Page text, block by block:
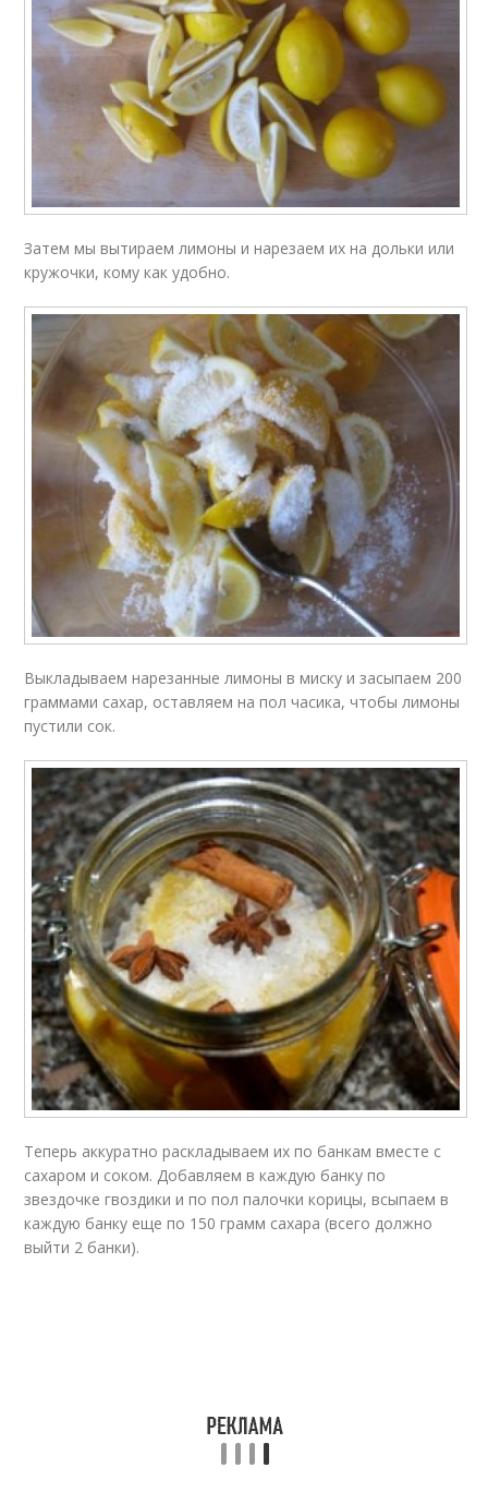
Затем мы вытираем лимоны и нарезаем их на дольки или
кружочки, кому как удобно.
Выкладываем нарезанные лимоны в миску и засыпаем 200
граммами сахар, оставляем на пол часика, чтобы лимоны
пустили сок.
Теперь аккуратно раскладываем их по банкам вместе с
сахаром и соком. Добавляем в каждую банку по
звездочке гвоздики и по пол палочки корицы, всыпаем в
каждую банку еще по 150 грамм сахара (всего должно
выйти 2 банки).